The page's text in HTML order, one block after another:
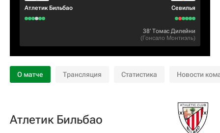
Атлетик Бильбао Севилья
38‎’‎ Томас Дилейни
(Гонсало Монтиэль)
О матче Трансляция Статистика Новости
Атлетик Бильбао